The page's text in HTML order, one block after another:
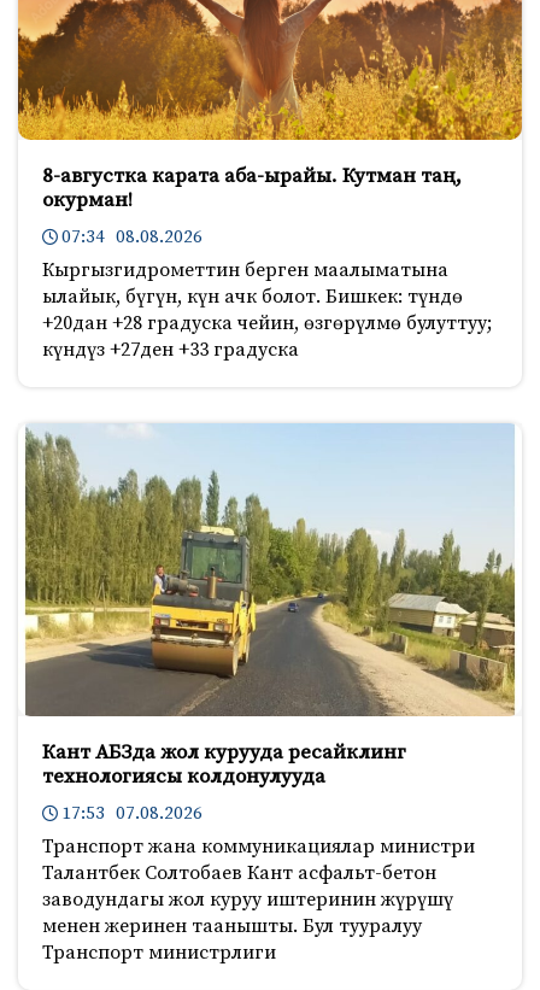
8-августка карата аба-ырайы. Кутман таң,
окурман!
07:34 08.08.2026
Кыргызгидрометтин берген маалыматына
ылайык, бүгүн, күн ачк болот. Бишкек: түндө
+20дан +28 градуска чейин, өзгөрүлмө булуттуу;
күндүз +27ден +33 градуска
Кант АБЗда жол курууда ресайклинг
технологиясы колдонулууда
17:53 07.08.2026
Транспорт жана коммуникациялар министри
Талантбек Солтобаев Кант асфальт-бетон
заводундагы жол куруу иштеринин жүрүшү
менен жеринен таанышты. Бул тууралуу
Транспорт министрлиги